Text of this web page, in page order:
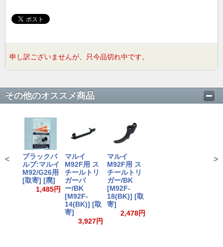
申し訳ございませんが、只今品切れ中です。
その他のオススメ商品
ブラックバ
ルブ:マルイ
M92/G26用
[取寄] [廃]
1,485円
マルイ
M92F用 ス
チールトリ
ガーバ
ー/BK
[M92F-
14(BK)] [取
寄]
3,927円
マルイ
M92F用 ス
チールトリ
ガー/BK
[M92F-
18(BK)] [取
寄]
2,478円
< >